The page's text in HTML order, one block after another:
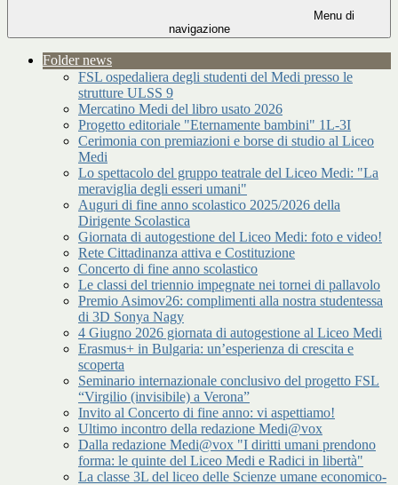
Menu di
navigazione
Folder news
FSL ospedaliera degli studenti del Medi presso le
strutture ULSS 9
Mercatino Medi del libro usato 2026
Progetto editoriale "Eternamente bambini" 1L-3I
Cerimonia con premiazioni e borse di studio al Liceo
Medi
Lo spettacolo del gruppo teatrale del Liceo Medi: "La
meraviglia degli esseri umani"
Auguri di fine anno scolastico 2025/2026 della
Dirigente Scolastica
Giornata di autogestione del Liceo Medi: foto e video!
Rete Cittadinanza attiva e Costituzione
Concerto di fine anno scolastico
Le classi del triennio impegnate nei tornei di pallavolo
Premio Asimov26: complimenti alla nostra studentessa
di 3D Sonya Nagy
4 Giugno 2026 giornata di autogestione al Liceo Medi
Erasmus+ in Bulgaria: un’esperienza di crescita e
scoperta
Seminario internazionale conclusivo del progetto FSL
“Virgilio (invisibile) a Verona”
Invito al Concerto di fine anno: vi aspettiamo!
Ultimo incontro della redazione Medi@vox
Dalla redazione Medi@vox "I diritti umani prendono
forma: le quinte del Liceo Medi e Radici in libertà"
La classe 3L del liceo delle Scienze umane economico-